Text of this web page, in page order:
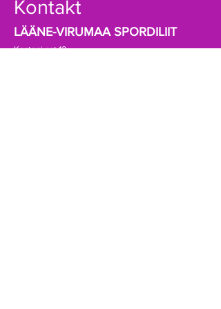
Kontakt
LÄÄNE-VIRUMAA SPORDILIIT
Kastani pst.12